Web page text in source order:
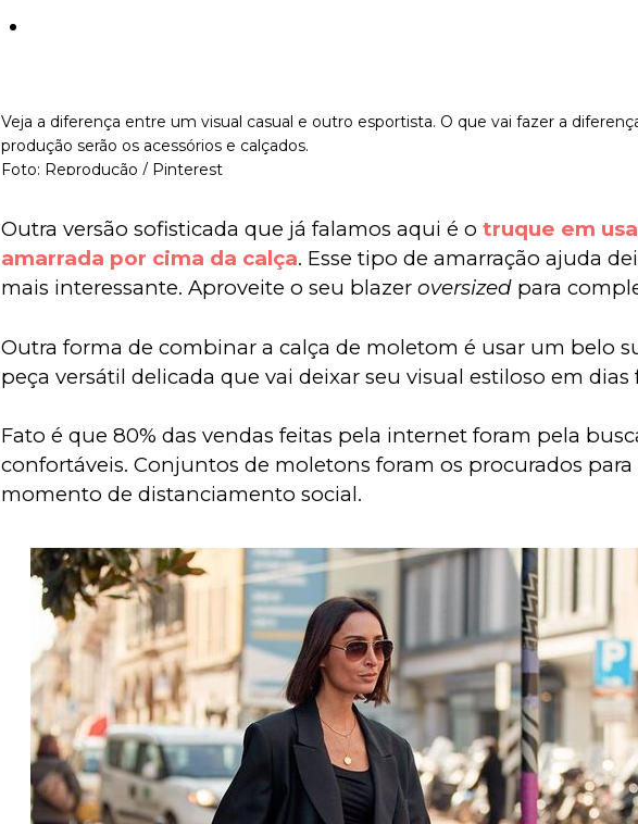
Veja a diferença entre um visual casual e outro esportista. O que vai fazer a
produção serão os acessórios e calçados.
Foto: Reprodução / Pinterest
Outra versão sofisticada que já falamos aqui é o truque em
amarrada por cima da calça. Esse tipo de amarração ajuda
mais interessante. Aproveite o seu blazer oversized para
Outra forma de combinar a calça de moletom é usar um belo
peça versátil delicada que vai deixar seu visual estiloso em dias
Fato é que 80% das vendas feitas pela internet foram pela
confortáveis. Conjuntos de moletons foram os procurados
momento de distanciamento social.